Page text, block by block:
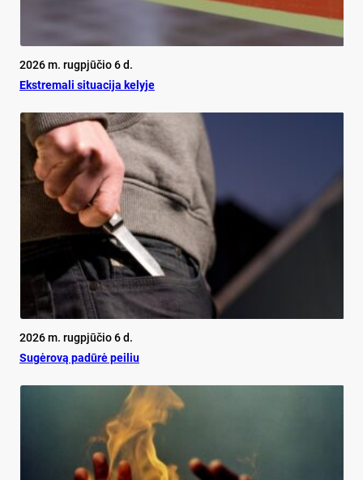
2026 m. rugpjūčio 6 d.
Ekst­re­ma­li si­tua­ci­ja ke­ly­je
2026 m. rugpjūčio 6 d.
Su­gė­ro­vą pa­dū­rė pei­liu